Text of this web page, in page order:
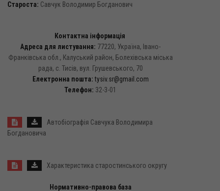
Староста: Савчук Володимир Богданович
Контактна інформація
Адреса для листування: 77220, Україна, Івано-
Франківська обл., Калуський район, Болехівська міська
рада, с. Тисів, вул. Грушевського, 70
Електронна пошта:tysiv.sr@gmail.com
Телефон: 32-3-01
Автобіографія Савчука Володимира
Богдановича
Характеристика старостинського округу
Нормативно-правова база